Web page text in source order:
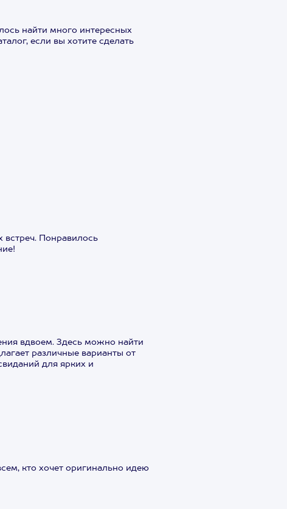
найти много интересных
если вы хотите сделать
встреч. Понравилось
вдвоем. Здесь можно найти
различные варианты от
для ярких и
кто хочет оригинально идею